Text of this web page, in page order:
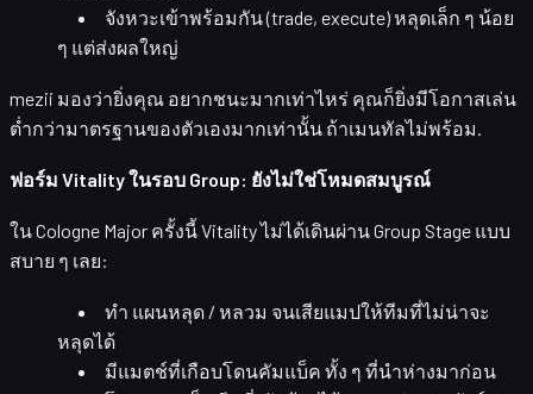
จังหวะเข้าพร้อมกัน (trade, execute) หลุดเล็ก ๆ น้อย
ๆ แต่ส่งผลใหญ่
mezii มองว่ายิ่งคุณ อยากชนะมากเท่าไหร่ คุณก็ยิ่งมีโอกาสเล่น
ต่ำกว่ามาตรฐานของตัวเองมากเท่านั้น ถ้าเมนทัลไม่พร้อม.
ฟอร์ม Vitality ในรอบ Group: ยังไม่ใช่โหมดสมบูรณ์
ใน Cologne Major ครั้งนี้ Vitality ไม่ได้เดินผ่าน Group Stage แบบ
สบาย ๆ เลย:
ทำ แผนหลุด / หลวม จนเสียแมปให้ทีมที่ไม่น่าจะ
หลุดได้
มีแมตช์ที่เกือบโดนคัมแบ็ค ทั้ง ๆ ที่นำห่างมาก่อน